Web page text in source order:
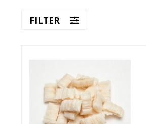
FILTER